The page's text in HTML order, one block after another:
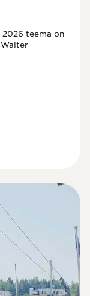
teema on